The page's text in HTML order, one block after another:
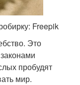
Freepik
Это
пробудят
мир.